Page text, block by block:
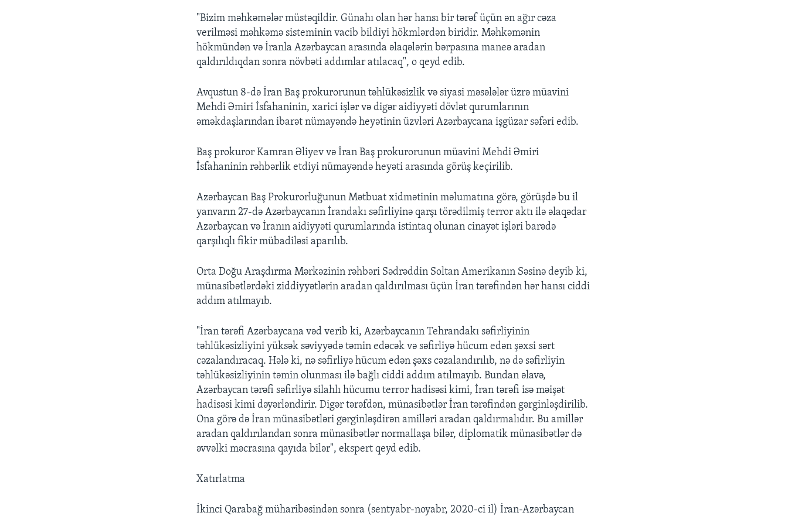
"Bizim məhkəmələr müstəqildir. Günahı olan hər hansı bir tərəf üçün ən ağır cəza
verilməsi məhkəmə sisteminin vacib bildiyi hökmlərdən biridir. Məhkəmənin
hökmündən və İranla Azərbaycan arasında əlaqələrin bərpasına maneə aradan
qaldırıldıqdan sonra növbəti addımlar atılacaq", o qeyd edib.
Avqustun 8-də İran Baş prokurorunun təhlükəsizlik və siyasi məsələlər üzrə müavini
Mehdi Əmiri İsfahaninin, xarici işlər və digər aidiyyəti dövlət qurumlarının
əməkdaşlarından ibarət nümayəndə heyətinin üzvləri Azərbaycana işgüzar səfəri edib.
Baş prokuror Kamran Əliyev və İran Baş prokurorunun müavini Mehdi Əmiri
İsfahaninin rəhbərlik etdiyi nümayəndə heyəti arasında görüş keçirilib.
Azərbaycan Baş Prokurorluğunun Mətbuat xidmətinin məlumatına görə, görüşdə bu il
yanvarın 27-də Azərbaycanın İrandakı səfirliyinə qarşı törədilmiş terror aktı ilə əlaqədar
Azərbaycan və İranın aidiyyəti qurumlarında istintaq olunan cinayət işləri barədə
qarşılıqlı fikir mübadiləsi aparılıb.
Orta Doğu Araşdırma Mərkəzinin rəhbəri Sədrəddin Soltan Amerikanın Səsinə deyib ki,
münasibətlərdəki ziddiyyətlərin aradan qaldırılması üçün İran tərəfindən hər hansı ciddi
addım atılmayıb.
"İran tərəfi Azərbaycana vəd verib ki, Azərbaycanın Tehrandakı səfirliyinin
təhlükəsizliyini yüksək səviyyədə təmin edəcək və səfirliyə hücum edən şəxsi sərt
cəzalandıracaq. Hələ ki, nə səfirliyə hücum edən şəxs cəzalandırılıb, nə də səfirliyin
təhlükəsizliyinin təmin olunması ilə bağlı ciddi addım atılmayıb. Bundan əlavə,
Azərbaycan tərəfi səfirliyə silahlı hücumu terror hadisəsi kimi, İran tərəfi isə məişət
hadisəsi kimi dəyərləndirir. Digər tərəfdən, münasibətlər İran tərəfindən gərginləşdirilib.
Ona görə də İran münasibətləri gərginləşdirən amilləri aradan qaldırmalıdır. Bu amillər
aradan qaldırılandan sonra münasibətlər normallaşa bilər, diplomatik münasibətlər də
əvvəlki məcrasına qayıda bilər", ekspert qeyd edib.
Xatırlatma
İkinci Qarabağ müharibəsindən sonra (sentyabr-noyabr, 2020-ci il) İran-Azərbaycan